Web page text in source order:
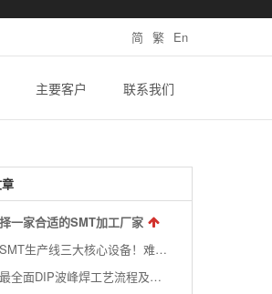
简 繁 En
主要客户 联系我们
一家合适的SMT加工厂家
电子厂SMT生产线三大核心设备！难得一见的SMT制程关键工艺视频！
电子厂最全面DIP波峰焊工艺流程及波峰焊接的缺陷不良原因分析 !